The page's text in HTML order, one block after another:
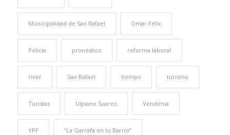
Municipalidad de San Rafael Omar Félix
Policía pronóstico reforma laboral
river San Rafael tiempo turismo
Turistas Ulpiano Suarez Vendimia
YPF “La Garrafa en tu Barrio”